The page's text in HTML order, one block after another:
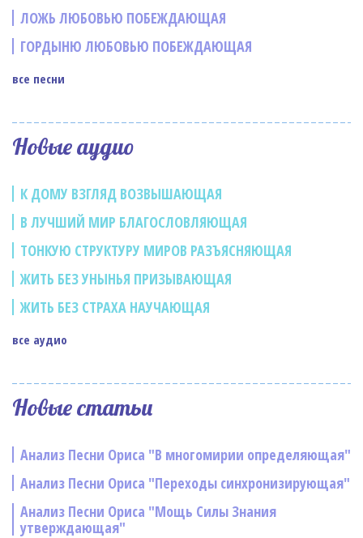
ЛОЖЬ ЛЮБОВЬЮ ПОБЕЖДАЮЩАЯ
ГОРДЫНЮ ЛЮБОВЬЮ ПОБЕЖДАЮЩАЯ
все песни
Новые аудио
К ДОМУ ВЗГЛЯД ВОЗВЫШАЮЩАЯ
В ЛУЧШИЙ МИР БЛАГОСЛОВЛЯЮЩАЯ
ТОНКУЮ СТРУКТУРУ МИРОВ РАЗЪЯСНЯЮЩАЯ
ЖИТЬ БЕЗ УНЫНЬЯ ПРИЗЫВАЮЩАЯ
ЖИТЬ БЕЗ СТРАХА НАУЧАЮЩАЯ
все аудио
Новые статьи
Анализ Песни Ориса "В многомирии определяющая"
Анализ Песни Ориса "Переходы синхронизирующая"
Анализ Песни Ориса "Мощь Силы Знания
утверждающая"